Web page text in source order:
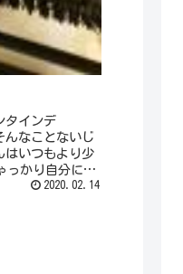
タインデ
なことないじ
はいつもより少
っかり自分にバ
2020.02.14